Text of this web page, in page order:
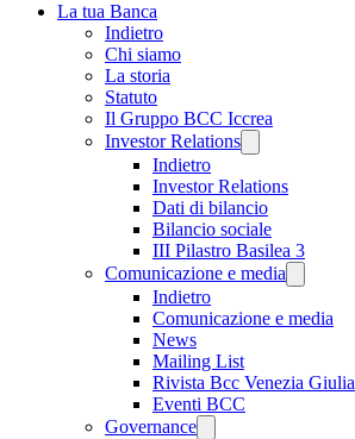
La tua Banca
Indietro
Chi siamo
La storia
Statuto
Il Gruppo BCC Iccrea
Investor Relations
Indietro
Investor Relations
Dati di bilancio
Bilancio sociale
III Pilastro Basilea 3
Comunicazione e media
Indietro
Comunicazione e media
News
Mailing List
Rivista Bcc Venezia Giulia
Eventi BCC
Governance